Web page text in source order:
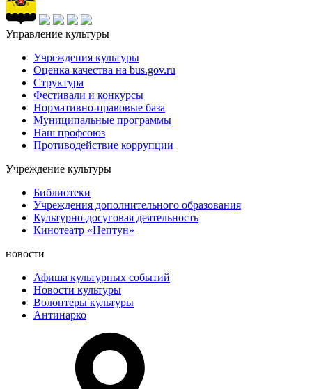
Управление культуры
Учреждения культуры
Оценка качества на bus.gov.ru
Структура
Фестивали и конкурсы
Нормативно-правовые база
Муниципальные программы
Наш профсоюз
Противодействие коррупции
Учреждение культуры
Библиотеки
Учреждения дополнительного образования
Культурно-досуговая деятельность
Кинотеатр «Нептун»
новости
Афиша культурных событий
Новости культуры
Волонтеры культуры
Антинарко